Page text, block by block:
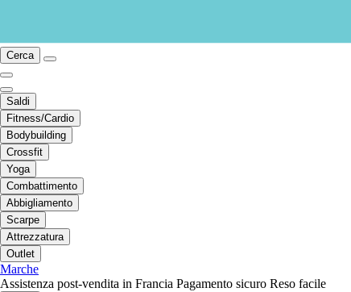
Cerca
Saldi
Fitness/Cardio
Bodybuilding
Crossfit
Yoga
Combattimento
Abbigliamento
Scarpe
Attrezzatura
Outlet
Marche
Assistenza post-vendita in Francia Pagamento sicuro Reso facile